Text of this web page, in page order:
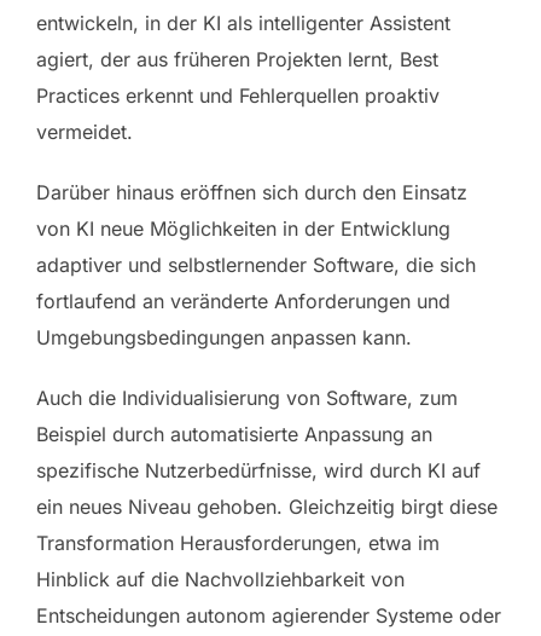
entwickeln, in der KI als intelligenter Assistent
agiert, der aus früheren Projekten lernt, Best
Practices erkennt und Fehlerquellen proaktiv
vermeidet.
Darüber hinaus eröffnen sich durch den Einsatz
von KI neue Möglichkeiten in der Entwicklung
adaptiver und selbstlernender Software, die sich
fortlaufend an veränderte Anforderungen und
Umgebungsbedingungen anpassen kann.
Auch die Individualisierung von Software, zum
Beispiel durch automatisierte Anpassung an
spezifische Nutzerbedürfnisse, wird durch KI auf
ein neues Niveau gehoben. Gleichzeitig birgt diese
Transformation Herausforderungen, etwa im
Hinblick auf die Nachvollziehbarkeit von
Entscheidungen autonom agierender Systeme oder